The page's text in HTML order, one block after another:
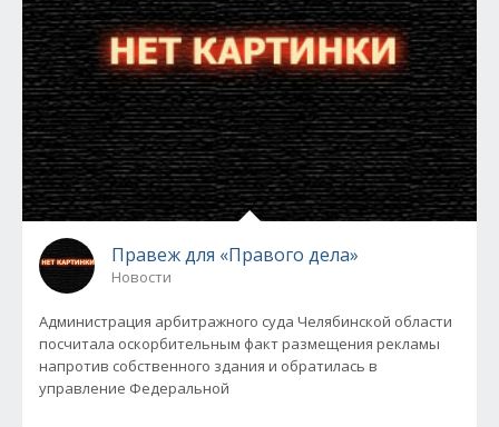
Правеж для «Правого дела»
Новости
Администрация арбитражного суда Челябинской области
посчитала оскорбительным факт размещения рекламы
напротив собственного здания и обратилась в
управление Федеральной